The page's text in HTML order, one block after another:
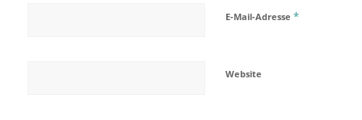
E-Mail-Adresse *
Website